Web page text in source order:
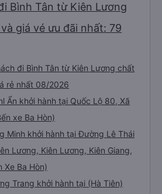
Bình Tân từ Kiên Lương
giá vé ưu đãi nhất: 79
đi Bình Tân từ Kiên Lương chất
rẻ nhất 08/2026
Ẩn khởi hành tại Quốc Lộ 80, Xã
xe Ba Hòn)
Minh khởi hành tại Đường Lê Thái
Lương, Kiên Lương, Kiên Giang,
Xe Ba Hòn)
Trang khởi hành tại (Hà Tiên)